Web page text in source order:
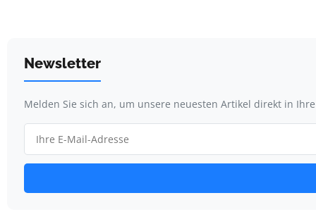
Newsletter
Melden Sie sich an, um unsere neuesten Artikel direkt in